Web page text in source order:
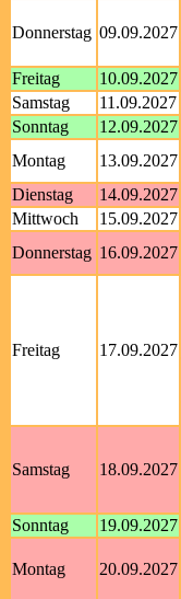
Donnerstag 09.09.2027
Freitag
10.09.2027
Samstag
11.09.2027
Sonntag
12.09.2027
Montag
13.09.2027
Dienstag
14.09.2027
Mittwoch
15.09.2027
Donnerstag 16.09.2027
Freitag 17.09.2027
Samstag 18.09.2027
Sonntag
19.09.2027
Montag 20.09.2027